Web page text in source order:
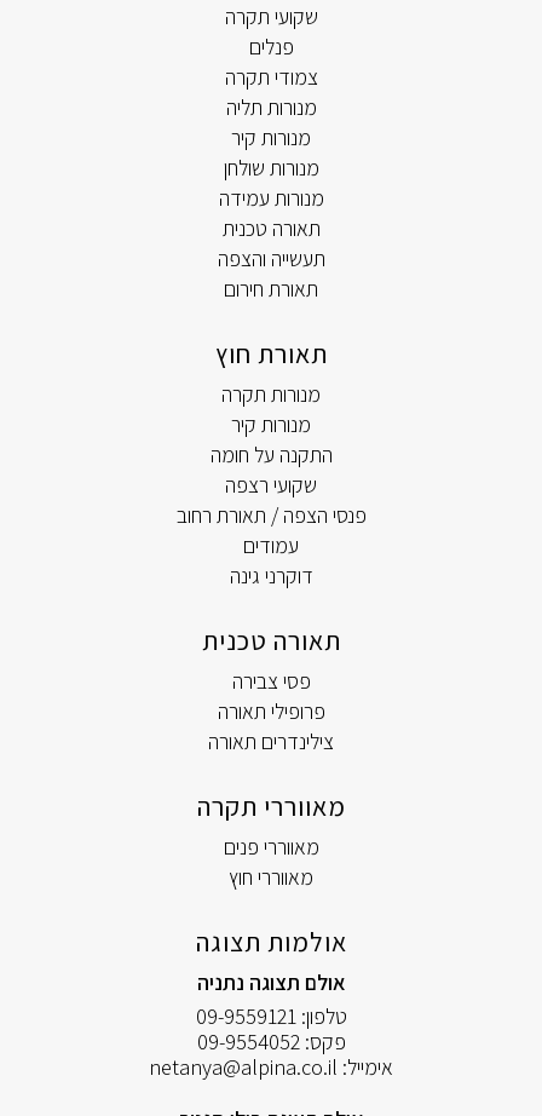
שקועי תקרה
פנלים
צמודי תקרה
מנורות תליה
מנורות קיר
מנורות שולחן
מנורות עמידה
תאורה טכנית
תעשייה והצפה
תאורת חירום
תאורת חוץ
מנורות תקרה
מנורות קיר
התקנה על חומה
שקועי רצפה
פנסי הצפה / תאורת רחוב
עמודים
דוקרני גינה
תאורה טכנית
פסי צבירה
פרופילי תאורה
צילינדרים תאורה
מאווררי תקרה
מאווררי פנים
מאווררי חוץ
אולמות תצוגה
אולם תצוגה נתניה
טלפון:09-9559121
פקס:09-9554052
אימייל: netanya@alpina.co.il